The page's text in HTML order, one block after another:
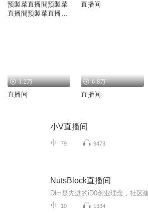
预製菜直播間预製菜
直播間预製菜直播間
直播间
1.2万
直播间
6.8万
直播间
小V直播间
79 9473
NutsBlock直播间
10 1334